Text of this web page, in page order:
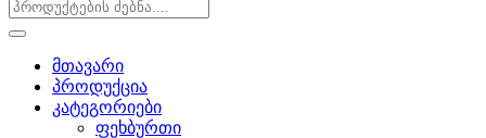
მთავარი
პროდუქცია
კატეგორიები
ფეხბურთი